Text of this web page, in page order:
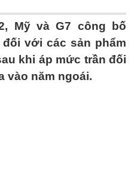
Mỹ và G7 công bố
với các sản phẩm
khi áp mức trần đối
vào năm ngoái.